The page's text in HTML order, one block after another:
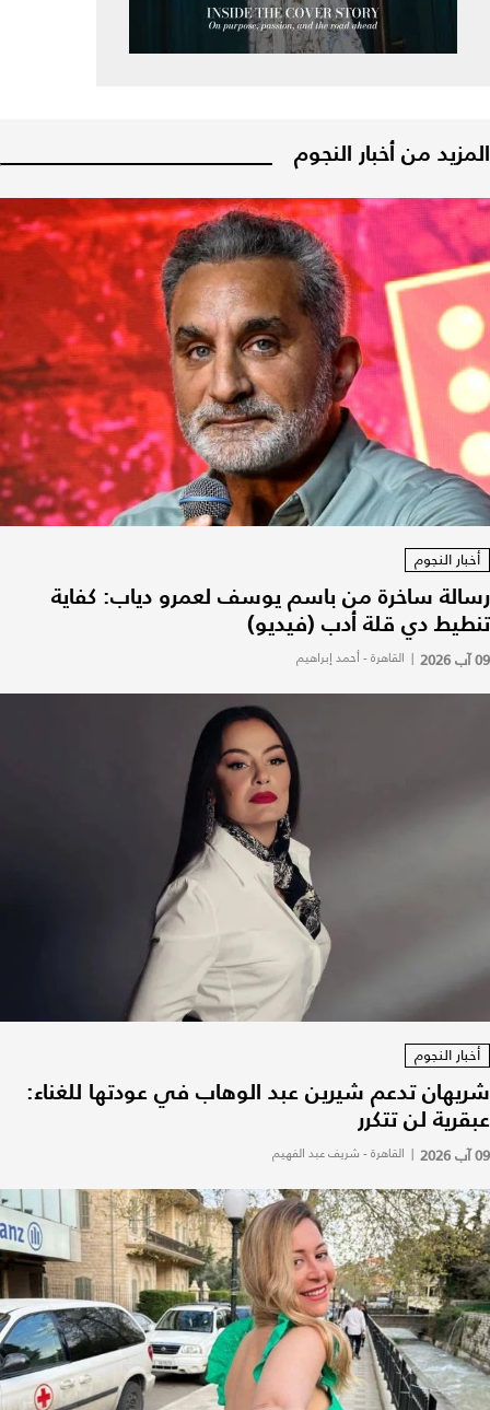
المزيد من أخبار النجوم
أخبار النجوم
رسالة ساخرة من باسم يوسف لعمرو دياب: كفاية
تنطيط دي قلة أدب (فيديو)
09 آب 2026 | القاهرة - أحمد إبراهيم
أخبار النجوم
شريهان تدعم شيرين عبد الوهاب في عودتها للغناء:
عبقرية لن تتكرر
09 آب 2026 | القاهرة - شريف عبد الفهيم